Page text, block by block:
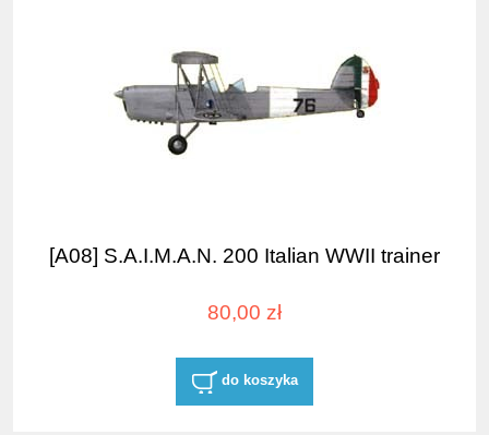
[A08] S.A.I.M.A.N. 200 Italian WWII trainer
80,00 zł
do koszyka